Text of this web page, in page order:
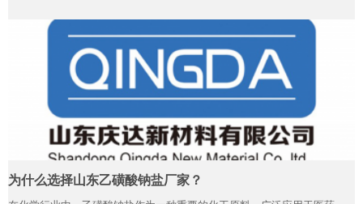
为什么选择山东乙磺酸钠盐厂家？